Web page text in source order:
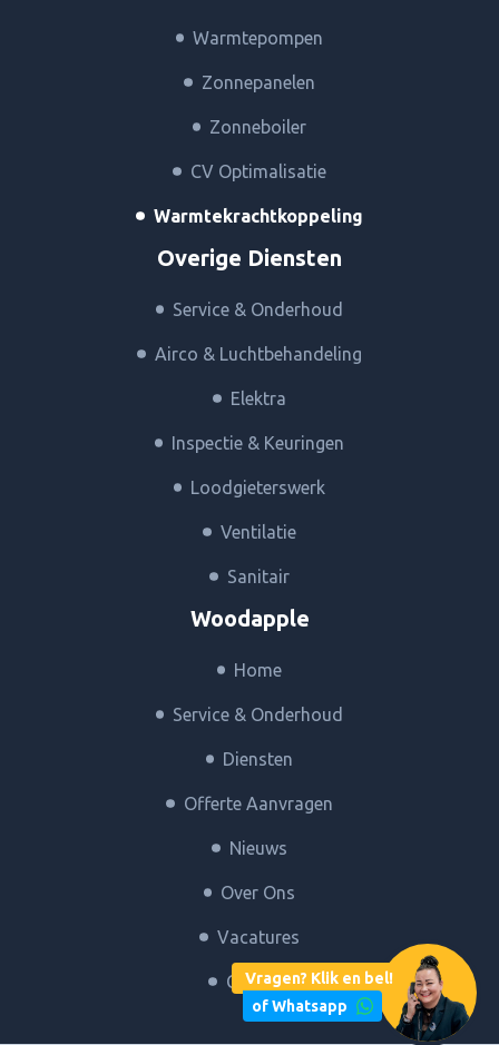
Vragen? Klik en bel!
of Whatsapp
Warmtepompen
Zonnepanelen
Zonneboiler
CV Optimalisatie
Warmtekrachtkoppeling
Overige Diensten
Service & Onderhoud
Airco & Luchtbehandeling
Elektra
Inspectie & Keuringen
Loodgieterswerk
Ventilatie
Sanitair
Woodapple
Home
Service & Onderhoud
Diensten
Offerte Aanvragen
Nieuws
Over Ons
Vacatures
Contact